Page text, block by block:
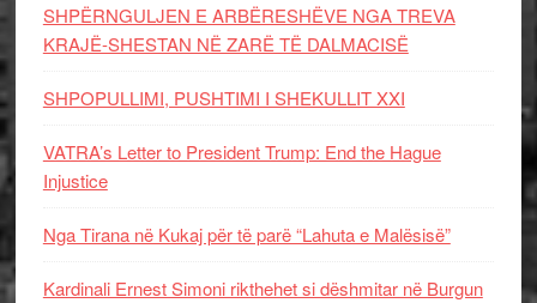
SHPËRNGULJEN E ARBËRESHËVE NGA TREVA
KRAJË-SHESTAN NË ZARË TË DALMACISË
SHPOPULLIMI, PUSHTIMI I SHEKULLIT XXI
VATRA’s Letter to President Trump: End the Hague
Injustice
Nga Tirana në Kukaj për të parë “Lahuta e Malësisë”
Kardinali Ernest Simoni rikthehet si dëshmitar në Burgun